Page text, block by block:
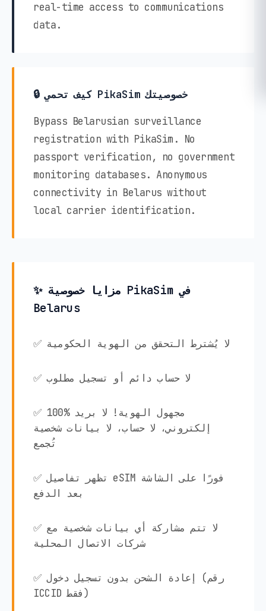
real-time access to communications
data.
🔒 كيف تحمي PikaSim خصوصيتك
Bypass Belarusian surveillance
registration with PikaSim. No
passport verification, no government
monitoring databases. Anonymous
connectivity in Belarus without
local carrier identification.
✨ مزايا خصوصية PikaSim في
Belarus
✅ لا يُشترط التحقق من الهوية الحكومية
✅ لا حساب دائم أو تسجيل مطلوب
✅ 100% مجهول الهوية! لا بريد
إلكتروني، لا حساب، لا بيانات شخصية
تُجمع
✅ تظهر تفاصيل eSIM فورًا على الشاشة
بعد الدفع
✅ لا تتم مشاركة أي بيانات شخصية مع
شركات الاتصال المحلية
✅ إعادة الشحن بدون تسجيل دخول (رقم
ICCID فقط)